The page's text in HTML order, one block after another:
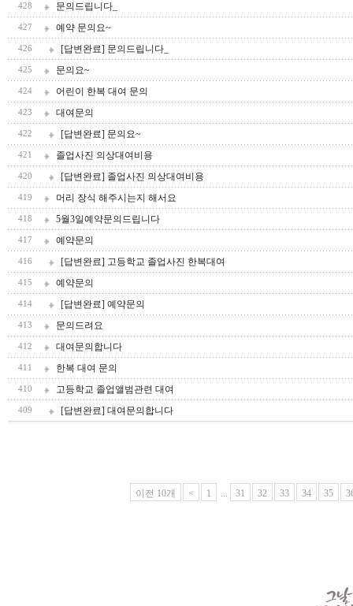
428 문의드립니다_
427 예약 문의요~
426 [답변완료] 문의드립니다_
425 문의요~
424 어린이 한복 대여 문의
423 대여문의
422 [답변완료] 문의요~
421 졸업사진 의상대여비용
420 [답변완료] 졸업사진 의상대여비용
419 머리 장식 해주시는지 해서요
418 5월3일예약문의드립니다
417 예약문의
416 [답변완료] 고등학교 졸업사진 한복대여
415 예약문의
414 [답변완료] 예약문의
413 문의드려요
412 대여문의합니다
411 한복 대여 문의
410 고등학교 졸업앨범관련 대여
409 [답변완료] 대여문의합니다
이전 10개 < 1 ... 31 32 33 34 35